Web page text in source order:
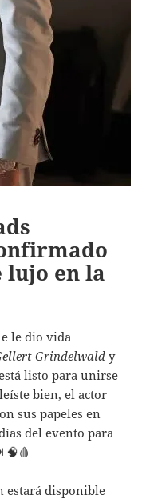
lujo en la
le dio vida
Grindelwald y
listo para unirse
bien, el actor
sus papeles en
del evento para
estará disponible